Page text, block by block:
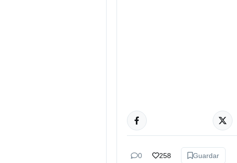
GÉNERO Y
DIVERSIDAD
0 258 Guardar